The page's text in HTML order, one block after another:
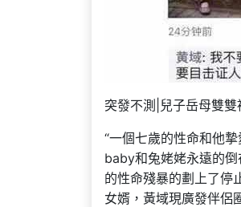
突發不測|兒子岳母雙雙
“一個七歲的性命和他
baby和兔姥姥永遠的
的性命殘暴的劃上了停
女婿，黃域現廣發伴侶